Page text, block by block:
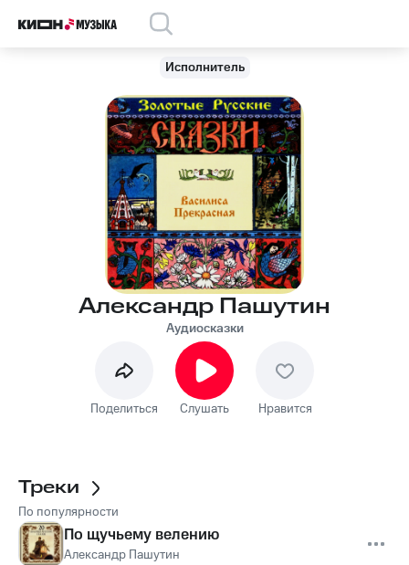
Исполнитель
Александр Пашутин
Аудиосказки
Поделиться Слушать Нравится
Треки
По популярности
По щучьему велению
Александр Пашутин